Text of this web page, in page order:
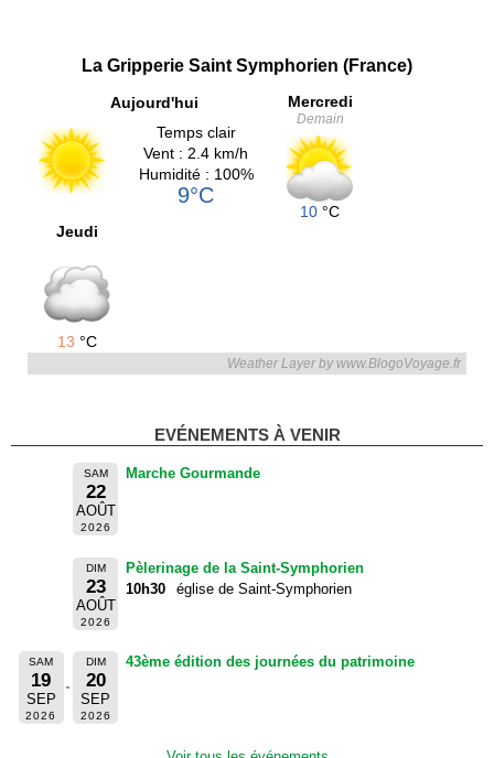
La Gripperie Saint Symphorien (France)
Aujourd'hui
Temps clair
Vent : 2.4 km/h
Humidité : 100%
9°C
Mercredi
Demain
10 °C
Jeudi
13 °C
Weather Layer by www.BlogoVoyage.fr
EVÉNEMENTS À VENIR
SAM
22
AOÛT
2026
Marche Gourmande
DIM
23
AOÛT
2026
Pèlerinage de la Saint-Symphorien
10h30
église de Saint-Symphorien
SAM
19
SEP
2026
DIM
20
SEP
2026
43ème édition des journées du patrimoine